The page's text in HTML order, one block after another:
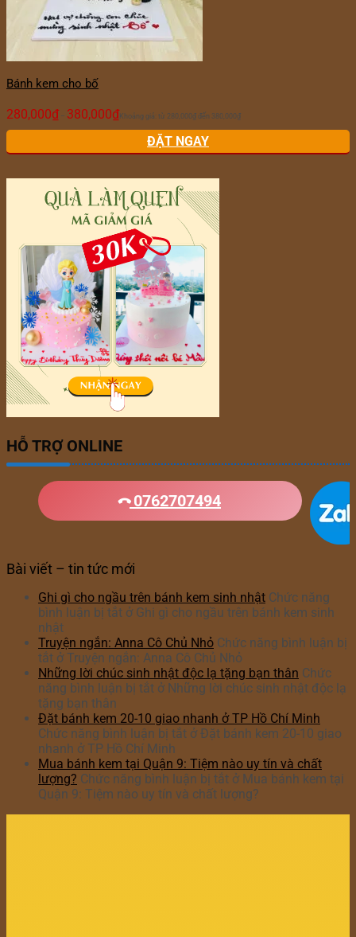
Bánh kem cho bố
280,000₫ – 380,000₫ Khoảng giá: từ 280,000₫ đến 380,000₫
ĐẶT NGAY
HỖ TRỢ ONLINE
0762707494
Bài viết – tin tức mới
Ghi gì cho ngầu trên bánh kem sinh nhật Chức năng
bình luận bị tắt ở Ghi gì cho ngầu trên bánh kem sinh
nhật
Truyện ngắn: Anna Cô Chủ Nhỏ Chức năng bình luận bị
tắt ở Truyện ngắn: Anna Cô Chủ Nhỏ
Những lời chúc sinh nhật độc lạ tặng bạn thân Chức
năng bình luận bị tắt ở Những lời chúc sinh nhật độc lạ
tặng bạn thân
Đặt bánh kem 20-10 giao nhanh ở TP Hồ Chí Minh
Chức năng bình luận bị tắt ở Đặt bánh kem 20-10 giao
nhanh ở TP Hồ Chí Minh
Mua bánh kem tại Quận 9: Tiệm nào uy tín và chất
lượng? Chức năng bình luận bị tắt ở Mua bánh kem tại
Quận 9: Tiệm nào uy tín và chất lượng?